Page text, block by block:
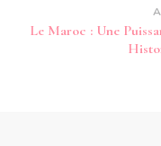
Le Maroc : Une